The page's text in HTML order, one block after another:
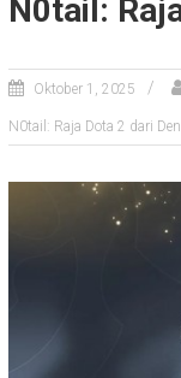
N0tail:
Oktober 1, 2025
N0tail: Raja Dota 2 dari